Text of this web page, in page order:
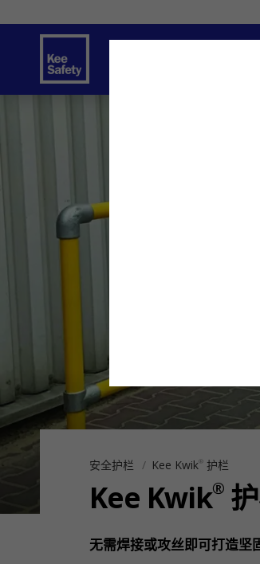
安全护栏 Kee Kwik®护栏
Kee Kwik®
无需焊接或攻丝即可打造坚